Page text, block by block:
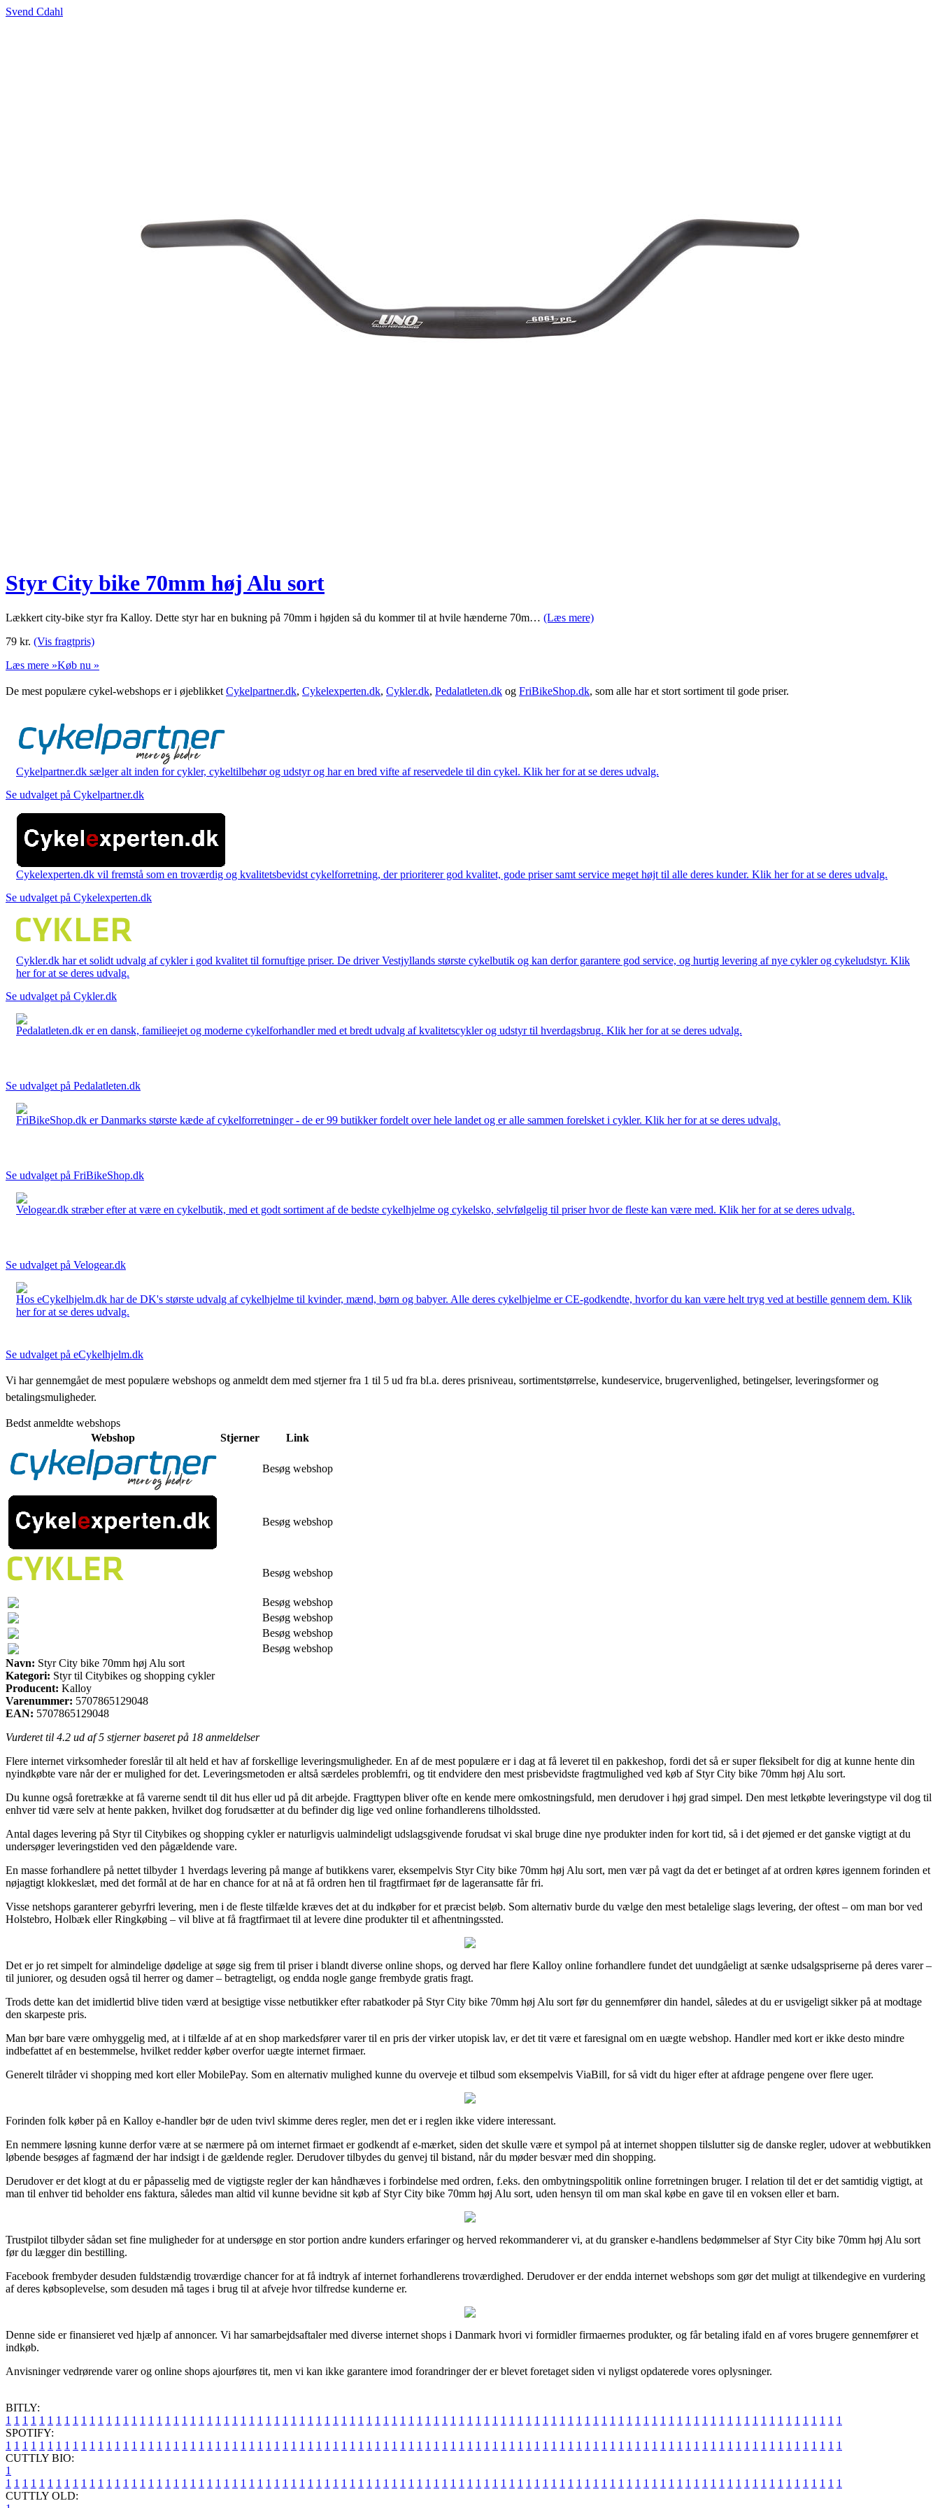
Svend Cdahl
Styr City bike 70mm høj Alu sort
Lækkert city-bike styr fra Kalloy. Dette styr har en bukning på 70mm i højden så du kommer til at hvile hænderne 70m… (Læs mere)
79 kr. (Vis fragtpris)
Læs mere »Køb nu »
De mest populære cykel-webshops er i øjeblikket Cykelpartner.dk, Cykelexperten.dk, Cykler.dk, Pedalatleten.dk og FriBikeShop.dk, som alle har et stort sortiment til gode priser.
Cykelpartner.dk sælger alt inden for cykler, cykeltilbehør og udstyr og har en bred vifte af reservedele til din cykel. Klik her for at se deres udvalg.
Se udvalget på Cykelpartner.dk
Cykelexperten.dk vil fremstå som en troværdig og kvalitetsbevidst cykelforretning, der prioriterer god kvalitet, gode priser samt service meget højt til alle deres kunder. Klik her for at se deres udvalg.
Se udvalget på Cykelexperten.dk
Cykler.dk har et solidt udvalg af cykler i god kvalitet til fornuftige priser. De driver Vestjyllands største cykelbutik og kan derfor garantere god service, og hurtig levering af nye cykler og cykeludstyr. Klik
her for at se deres udvalg.
Se udvalget på Cykler.dk
Pedalatleten.dk er en dansk, familieejet og moderne cykelforhandler med et bredt udvalg af kvalitetscykler og udstyr til hverdagsbrug. Klik her for at se deres udvalg.
Se udvalget på Pedalatleten.dk
FriBikeShop.dk er Danmarks største kæde af cykelforretninger - de er 99 butikker fordelt over hele landet og er alle sammen forelsket i cykler. Klik her for at se deres udvalg.
Se udvalget på FriBikeShop.dk
Velogear.dk stræber efter at være en cykelbutik, med et godt sortiment af de bedste cykelhjelme og cykelsko, selvfølgelig til priser hvor de fleste kan være med. Klik her for at se deres udvalg.
Se udvalget på Velogear.dk
Hos eCykelhjelm.dk har de DK's største udvalg af cykelhjelme til kvinder, mænd, børn og babyer. Alle deres cykelhjelme er CE-godkendte, hvorfor du kan være helt tryg ved at bestille gennem dem. Klik
her for at se deres udvalg.
Se udvalget på eCykelhjelm.dk
Vi har gennemgået de mest populære webshops og anmeldt dem med stjerner fra 1 til 5 ud fra bl.a. deres prisniveau, sortimentstørrelse, kundeservice, brugervenlighed, betingelser, leveringsformer og
betalingsmuligheder.
Bedst anmeldte webshops
Webshop
Stjerner Link
Besøg webshop
Besøg webshop
Besøg webshop
Besøg webshop
Besøg webshop
Besøg webshop
Besøg webshop
Navn: Styr City bike 70mm høj Alu sort
Kategori: Styr til Citybikes og shopping cykler
Producent: Kalloy
Varenummer: 5707865129048
EAN: 5707865129048
Vurderet til 4.2 ud af 5 stjerner baseret på 18 anmeldelser
Flere internet virksomheder foreslår til alt held et hav af forskellige leveringsmuligheder. En af de mest populære er i dag at få leveret til en pakkeshop, fordi det så er super fleksibelt for dig at kunne hente din
nyindkøbte vare når der er mulighed for det. Leveringsmetoden er altså særdeles problemfri, og tit endvidere den mest prisbevidste fragtmulighed ved køb af Styr City bike 70mm høj Alu sort.
Du kunne også foretrække at få varerne sendt til dit hus eller ud på dit arbejde. Fragttypen bliver ofte en kende mere omkostningsfuld, men derudover i høj grad simpel. Den mest letkøbte leveringstype vil dog til
enhver tid være selv at hente pakken, hvilket dog forudsætter at du befinder dig lige ved online forhandlerens tilholdssted.
Antal dages levering på Styr til Citybikes og shopping cykler er naturligvis ualmindeligt udslagsgivende forudsat vi skal bruge dine nye produkter inden for kort tid, så i det øjemed er det ganske vigtigt at du
undersøger leveringstiden ved den pågældende vare.
En masse forhandlere på nettet tilbyder 1 hverdags levering på mange af butikkens varer, eksempelvis Styr City bike 70mm høj Alu sort, men vær på vagt da det er betinget af at ordren køres igennem forinden et
nøjagtigt klokkeslæt, med det formål at de har en chance for at nå at få ordren hen til fragtfirmaet før de lageransatte får fri.
Visse netshops garanterer gebyrfri levering, men i de fleste tilfælde kræves det at du indkøber for et præcist beløb. Som alternativ burde du vælge den mest betalelige slags levering, der oftest – om man bor ved
Holstebro, Holbæk eller Ringkøbing – vil blive at få fragtfirmaet til at levere dine produkter til et afhentningssted.
Det er jo ret simpelt for almindelige dødelige at søge sig frem til priser i blandt diverse online shops, og derved har flere Kalloy online forhandlere fundet det uundgåeligt at sænke udsalgspriserne på deres varer –
til juniorer, og desuden også til herrer og damer – betragteligt, og endda nogle gange frembyde gratis fragt.
Trods dette kan det imidlertid blive tiden værd at besigtige visse netbutikker efter rabatkoder på Styr City bike 70mm høj Alu sort før du gennemfører din handel, således at du er usvigeligt sikker på at modtage
den skarpeste pris.
Man bør bare være omhyggelig med, at i tilfælde af at en shop markedsfører varer til en pris der virker utopisk lav, er det tit være et faresignal om en uægte webshop. Handler med kort er ikke desto mindre
indbefattet af en bestemmelse, hvilket redder køber overfor uægte internet firmaer.
Generelt tilråder vi shopping med kort eller MobilePay. Som en alternativ mulighed kunne du overveje et tilbud som eksempelvis ViaBill, for så vidt du higer efter at afdrage pengene over flere uger.
Forinden folk køber på en Kalloy e-handler bør de uden tvivl skimme deres regler, men det er i reglen ikke videre interessant.
En nemmere løsning kunne derfor være at se nærmere på om internet firmaet er godkendt af e-mærket, siden det skulle være et sympol på at internet shoppen tilslutter sig de danske regler, udover at webbutikken
løbende besøges af fagmænd der har indsigt i de gældende regler. Derudover tilbydes du genvej til bistand, når du møder besvær med din shopping.
Derudover er det klogt at du er påpasselig med de vigtigste regler der kan håndhæves i forbindelse med ordren, f.eks. den ombytningspolitik online forretningen bruger. I relation til det er det samtidig vigtigt, at
man til enhver tid beholder ens faktura, således man altid vil kunne bevidne sit køb af Styr City bike 70mm høj Alu sort, uden hensyn til om man skal købe en gave til en voksen eller et barn.
Trustpilot tilbyder sådan set fine muligheder for at undersøge en stor portion andre kunders erfaringer og herved rekommanderer vi, at du gransker e-handlens bedømmelser af Styr City bike 70mm høj Alu sort
før du lægger din bestilling.
Facebook frembyder desuden fuldstændig troværdige chancer for at få indtryk af internet forhandlerens troværdighed. Derudover er der endda internet webshops som gør det muligt at tilkendegive en vurdering
af deres købsoplevelse, som desuden må tages i brug til at afveje hvor tilfredse kunderne er.
Denne side er finansieret ved hjælp af annoncer. Vi har samarbejdsaftaler med diverse internet shops i Danmark hvori vi formidler firmaernes produkter, og får betaling ifald en af vores brugere gennemfører et
indkøb.
Anvisninger vedrørende varer og online shops ajourføres tit, men vi kan ikke garantere imod forandringer der er blevet foretaget siden vi nyligst opdaterede vores oplysninger.
BITLY:
1 1 1 1 1 1 1 1 1 1 1 1 1 1 1 1 1 1 1 1 1 1 1 1 1 1 1 1 1 1 1 1 1 1 1 1 1 1 1 1 1 1 1 1 1 1 1 1 1 1 1 1 1 1 1 1 1 1 1 1 1 1 1 1 1 1 1 1 1 1 1 1 1 1 1 1 1 1 1 1 1 1 1 1 1 1 1 1 1 1 1 1 1 1 1 1 1 1 1 1
SPOTIFY:
1 1 1 1 1 1 1 1 1 1 1 1 1 1 1 1 1 1 1 1 1 1 1 1 1 1 1 1 1 1 1 1 1 1 1 1 1 1 1 1 1 1 1 1 1 1 1 1 1 1 1 1 1 1 1 1 1 1 1 1 1 1 1 1 1 1 1 1 1 1 1 1 1 1 1 1 1 1 1 1 1 1 1 1 1 1 1 1 1 1 1 1 1 1 1 1 1 1 1 1
CUTTLY BIO:
1
1 1 1 1 1 1 1 1 1 1 1 1 1 1 1 1 1 1 1 1 1 1 1 1 1 1 1 1 1 1 1 1 1 1 1 1 1 1 1 1 1 1 1 1 1 1 1 1 1 1 1 1 1 1 1 1 1 1 1 1 1 1 1 1 1 1 1 1 1 1 1 1 1 1 1 1 1 1 1 1 1 1 1 1 1 1 1 1 1 1 1 1 1 1 1 1 1 1 1 1
CUTTLY OLD: